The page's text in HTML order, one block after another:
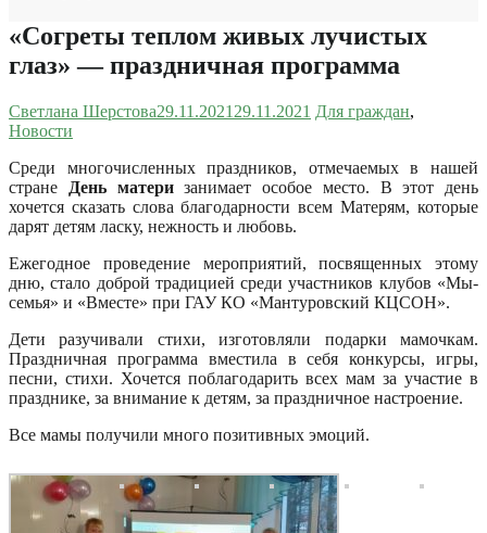
«Согреты теплом живых лучистых
глаз» — праздничная программа
Светлана Шерстова29.11.2021 29.11.2021 Для граждан,
Новости
Среди многочисленных праздников, отмечаемых в нашей
стране
День материзанимает особое место. В этот день
хочется сказать слова благодарности всем Матерям, которые
дарят детям ласку, нежность и любовь.
Ежегодное проведение мероприятий, посвященных этому
дню, стало доброй традицией среди участников клубов «Мы-
семья» и «Вместе» при ГАУ КО «Мантуровский КЦСОН».
Дети разучивали стихи, изготовляли подарки мамочкам.
Праздничная программа вместила в себя конкурсы, игры,
песни, стихи. Хочется поблагодарить всех мам за участие в
празднике, за внимание к детям, за праздничное настроение.
Все мамы получили много позитивных эмоций.